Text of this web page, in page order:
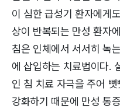
이 심한 급성기 환자에게
상이 반복되는 만성 환자
침은 인체에서 서서히 녹
에 삽입하는 치료법이다.
인 침 치료 자극을 주어
강화하기 때문에 만성 통